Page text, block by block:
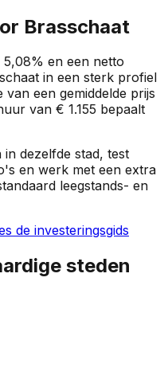
Brasschaat
5,08% en een netto
in een sterk profiel
een gemiddelde prijs
van € 1.155 bepaalt
in dezelfde stad, test
en werk met een extra
leegstands- en
de investeringsgids
steden